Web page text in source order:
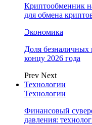
Криптообменник
для обмена
Экономика
Доля безналичных
концу 2026 года
Prev Next
Технологии
Технологии
Финансовый
давления: